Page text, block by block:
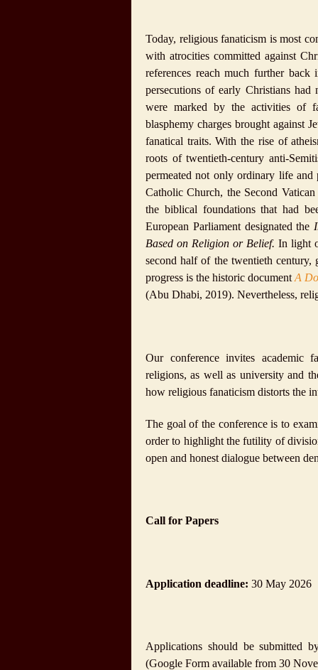
Today, religious fanaticism is most
with atrocities committed against
references reach much further
persecutions of early Christians
were marked by the activities of
blasphemy charges brought against
fanatical traits. With the rise of
roots of twentieth-century anti-
permeated not only ordinary life
Catholic Church, the Second
the biblical foundations that had
European Parliament designated the
Based on Religion or Belief.In light
second half of the twentieth century,
progress is the historic documentA
(Abu Dhabi, 2019). Nevertheless,
Our conference invites academic
religions, as well as university and
how religious fanaticism distorts the
The goal of the conference is to
order to highlight the futility of
open and honest dialogue between
Call for Papers
Application deadline: 30 May 2026
Applications should be submitted
(Google Form available from 30